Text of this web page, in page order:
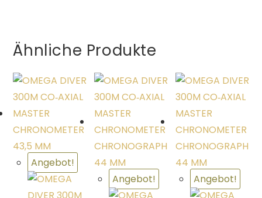
Ähnliche Produkte
Angebot!
Angebot! Angebot!